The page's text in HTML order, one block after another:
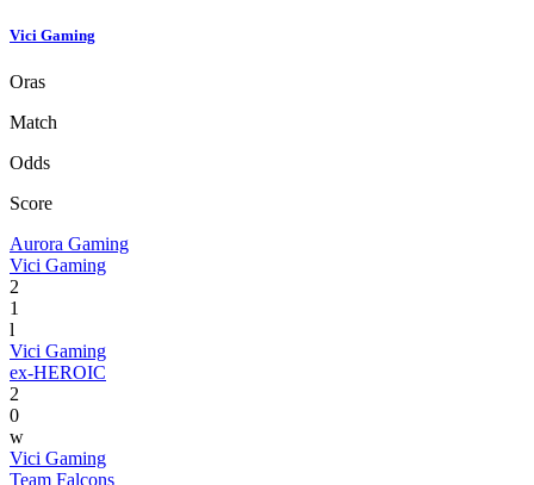
Vici Gaming
Oras
Match
Odds
Score
Aurora Gaming
Vici Gaming
2
1
l
Vici Gaming
ex-HEROIC
2
0
w
Vici Gaming
Team Falcons